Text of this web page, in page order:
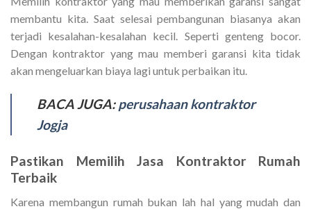
membantu kita. Saat selesai pembangunan biasanya akan
terjadi kesalahan-kesalahan kecil. Seperti genteng bocor.
Dengan kontraktor yang mau memberi garansi kita tidak
akan mengeluarkan biaya lagi untuk perbaikan itu.
BACA JUGA:perusahaan kontraktor
Jogja
Pastikan Memilih Jasa Kontraktor Rumah
Terbaik
Karena membangun rumah bukan lah hal yang mudah dan